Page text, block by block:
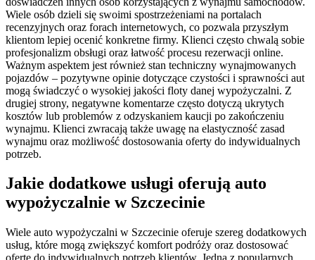
Wiele osób dzieli się swoimi spostrzeżeniami na portalach
recenzyjnych oraz forach internetowych, co pozwala przyszłym
klientom lepiej ocenić konkretne firmy. Klienci często chwalą sobie
profesjonalizm obsługi oraz łatwość procesu rezerwacji online.
Ważnym aspektem jest również stan techniczny wynajmowanych
pojazdów – pozytywne opinie dotyczące czystości i sprawności aut
mogą świadczyć o wysokiej jakości floty danej wypożyczalni. Z
drugiej strony, negatywne komentarze często dotyczą ukrytych
kosztów lub problemów z odzyskaniem kaucji po zakończeniu
wynajmu. Klienci zwracają także uwagę na elastyczność zasad
wynajmu oraz możliwość dostosowania oferty do indywidualnych
potrzeb.
Jakie dodatkowe usługi oferują auto
wypożyczalnie w Szczecinie
Wiele auto wypożyczalni w Szczecinie oferuje szereg dodatkowych
usług, które mogą zwiększyć komfort podróży oraz dostosować